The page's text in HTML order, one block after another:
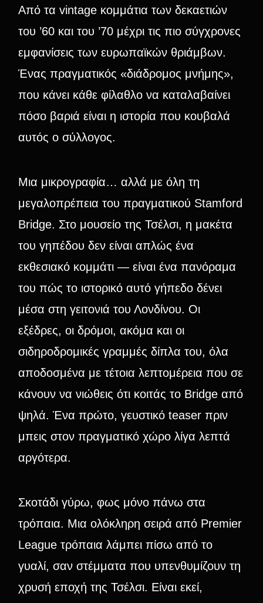
Από τα vintage κομμάτια των δεκαετιών
του ’60 και του ’70 μέχρι τις πιο σύγχρονες
εμφανίσεις των ευρωπαϊκών θριάμβων.
Ένας πραγματικός «διάδρομος μνήμης»,
που κάνει κάθε φίλαθλο να καταλαβαίνει
πόσο βαριά είναι η ιστορία που κουβαλά
αυτός ο σύλλογος.
Μια μικρογραφία… αλλά με όλη τη
μεγαλοπρέπεια του πραγματικού Stamford
Bridge. Στο μουσείο της Τσέλσι, η μακέτα
του γηπέδου δεν είναι απλώς ένα
εκθεσιακό κομμάτι — είναι ένα πανόραμα
του πώς το ιστορικό αυτό γήπεδο δένει
μέσα στη γειτονιά του Λονδίνου. Οι
εξέδρες, οι δρόμοι, ακόμα και οι
σιδηροδρομικές γραμμές δίπλα του, όλα
αποδοσμένα με τέτοια λεπτομέρεια που σε
κάνουν να νιώθεις ότι κοιτάς το Bridge από
ψηλά. Ένα πρώτο, γευστικό teaser πριν
μπεις στον πραγματικό χώρο λίγα λεπτά
αργότερα.
Σκοτάδι γύρω, φως μόνο πάνω στα
τρόπαια. Μια ολόκληρη σειρά από Premier
League τρόπαια λάμπει πίσω από το
γυαλί, σαν στέμματα που υπενθυμίζουν τη
χρυσή εποχή της Τσέλσι. Είναι εκεί,